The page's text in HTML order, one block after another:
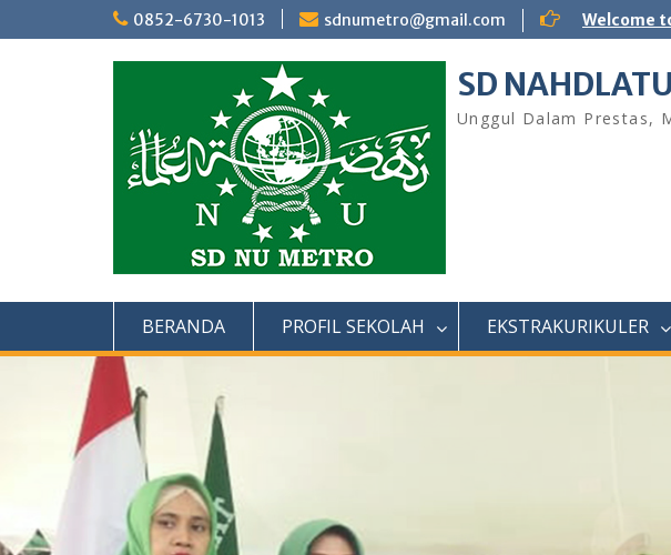
to
0852-6730-1013 sdnumetro@gmail.com Welcome
SD
Unggul Dalam Prestas,
BERANDA PROFIL SEKOLAH EKSTRAKURIKULER